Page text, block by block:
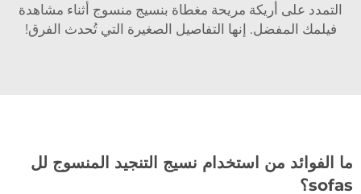
التمدد على أريكة مريحة مغطاة بنسيج منسوج أثناء مشاهدة
فيلمك المفضل. إنها التفاصيل الصغيرة التي تُحدث الفرق!
ما الفوائد من استخدام نسيج التنجيد المنسوج لل
sofas؟